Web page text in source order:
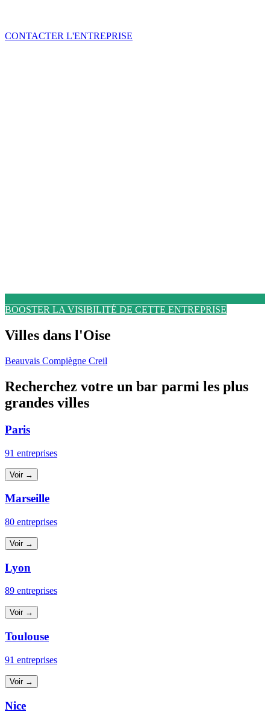
CONTACTER L'ENTREPRISE
BOOSTER LA VISIBILITÉ DE CETTE ENTREPRISE
Villes dans l'Oise
Beauvais Compiègne Creil
Recherchez votre un bar parmi les plus
grandes villes
Paris
91 entreprises
Voir →
Marseille
80 entreprises
Voir →
Lyon
89 entreprises
Voir →
Toulouse
91 entreprises
Voir →
Nice